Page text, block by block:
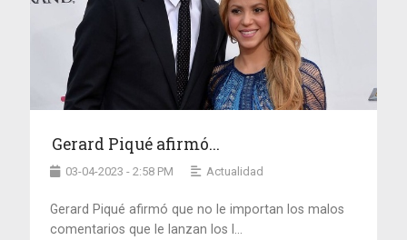
Gerard Piqué afirmó...
03-04-2023 - 2:58 PM Actualidad
Gerard Piqué afirmó que no le importan los malos
comentarios que le lanzan los l...